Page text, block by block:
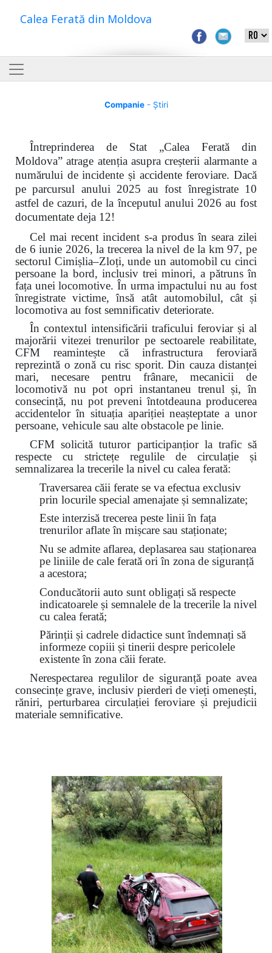
Calea Ferată din Moldova
Companie- Știri
Întreprinderea de Stat „Calea Ferată din
Moldova” atrage atenția asupra creșterii alarmante a
numărului de incidente și accidente feroviare. Dacă
pe parcursul anului 2025 au fost înregistrate 10
astfel de cazuri, de la începutul anului 2026 au fost
documentate deja 12!
Cel mai recent incident s-a produs în seara zilei
de 6 iunie 2026, la trecerea la nivel de la km 97, pe
sectorul Cimișlia–Zloți, unde un automobil cu cinci
persoane la bord, inclusiv trei minori, a pătruns în
fața unei locomotive. În urma impactului nu au fost
înregistrate victime, însă atât automobilul, cât și
locomotiva au fost semnificativ deteriorate.
În contextul intensificării traficului feroviar și al
majorării vitezei trenurilor pe sectoarele reabilitate,
CFM reamintește că infrastructura feroviară
reprezintă o zonă cu risc sporit. Din cauza distanței
mari, necesare pentru frânare, mecanicii de
locomotivă nu pot opri instantaneu trenul și, în
consecință, nu pot preveni întotdeauna producerea
accidentelor în situația apariției neașteptate a unor
persoane, vehicule sau alte obstacole pe linie.
CFM solicită tuturor participanțior la trafic să
respecte cu strictețe regulile de circulație și
semnalizarea la trecerile la nivel cu calea ferată:
Traversarea căii ferate se va efectua exclusiv
prin locurile special amenajate și semnalizate;
Este interzisă trecerea peste linii în fața
trenurilor aflate în mișcare sau staționate;
Nu se admite aflarea, deplasarea sau staționarea
pe liniile de cale ferată ori în zona de siguranță
a acestora;
Conducătorii auto sunt obligați să respecte
indicatoarele și semnalele de la trecerile la nivel
cu calea ferată;
Părinții și cadrele didactice sunt îndemnați să
informeze copiii și tinerii despre pericolele
existente în zona căii ferate.
Nerespectarea regulilor de siguranță poate avea
consecințe grave, inclusiv pierderi de vieți omenești,
răniri, perturbarea circulației feroviare și prejudicii
materiale semnificative.